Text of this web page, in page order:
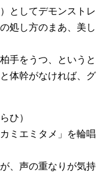
としてデモンストレ
処し方のまあ、美し
手をうつ、というと
体幹がなければ、グ
ひ）
ミエミタメ」を輪唱
、声の重なりが気持